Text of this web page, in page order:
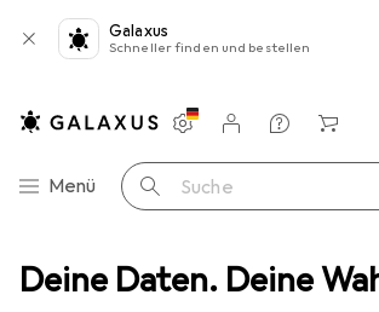
Deine Daten. Deine
Galaxus
Schneller finden und bestellen
Navigation nach Kategorien
Menü Suche
Einstellungen
Kundenkonto
Vergleichslisten
Merklisten
Warenkorb
Teppich Bentzon Natur Flachgewebe